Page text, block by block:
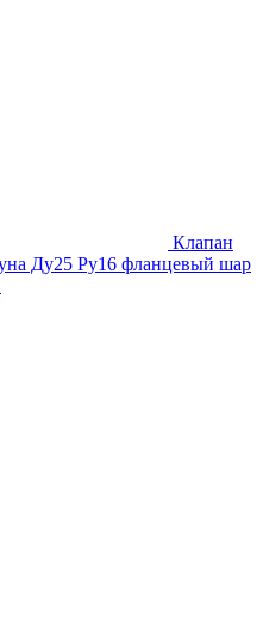
Клапан
Ду25 Ру16 фланцевый шар